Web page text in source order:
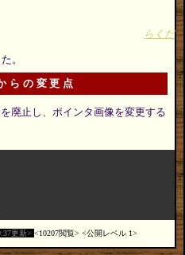
らくだ
。
らの変更点
廃止し、ポインタ画像を変更する
更新 10207閲覧 公開レベル 1